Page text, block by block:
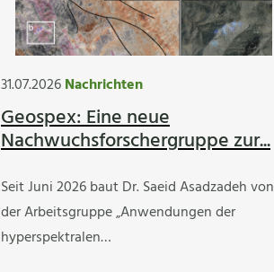
31.07.2026Nachrichten
Geospex: Eine neue
Nachwuchsforschergruppe zur...
Seit Juni 2026 baut Dr. Saeid Asadzadeh von
der Arbeitsgruppe „Anwendungen der
hyperspektralen…